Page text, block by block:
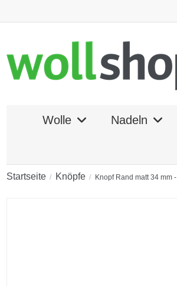
Wolle Nadeln
Startseite Knöpfe Knopf Rand matt 34 mm